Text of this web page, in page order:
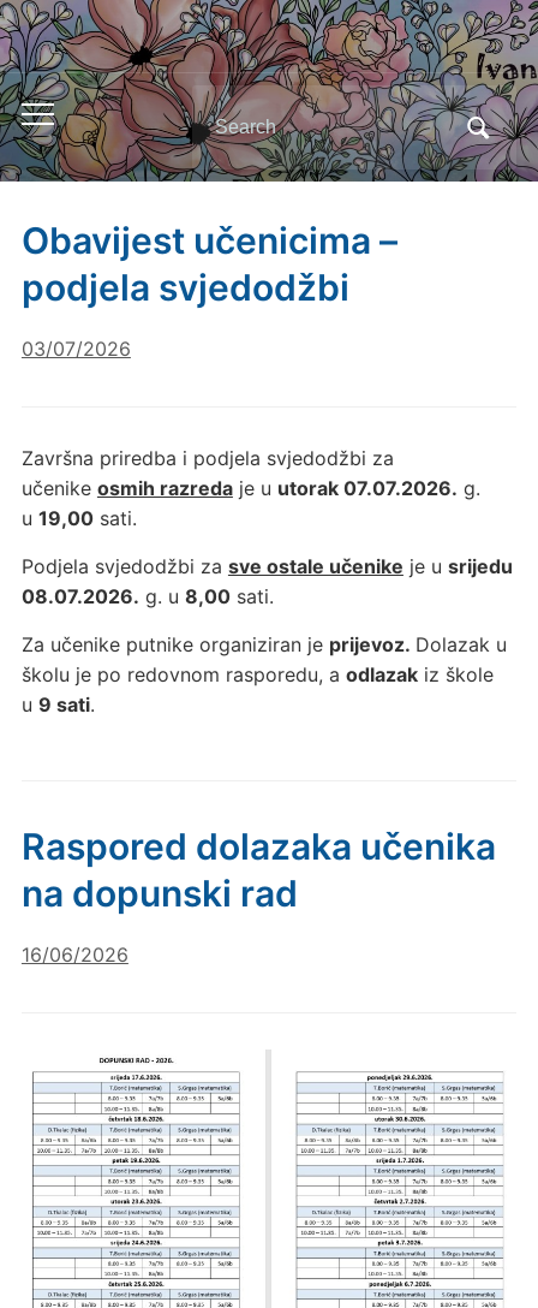
Toggle
mobile
menu
Search
for:
Obavijest učenicima –
podjela svjedodžbi
03/07/2026
Završna priredba i podjela svjedodžbi za
učenike osmih razredaje u utorak 07.07.2026. g.
u 19,00sati.
Podjela svjedodžbi za sve ostale učenike je u srijedu
08.07.2026. g. u 8,00sati.
Za učenike putnike organiziran je prijevoz. Dolazak u
školu je po redovnom rasporedu, a odlazakiz škole
u 9 sati.
Raspored dolazaka učenika
na dopunski rad
16/06/2026